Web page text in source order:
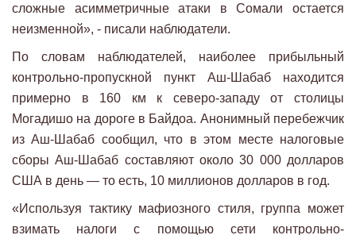
сложные асимметричные атаки в Сомали остается
неизменной», - писали наблюдатели.
По словам наблюдателей, наиболее прибыльный
контрольно-пропускной пункт Аш-Шабаб находится
примерно в 160 км к северо-западу от столицы
Могадишо на дороге в Байдоа. Анонимный перебежчик
из Аш-Шабаб сообщил, что в этом месте налоговые
сборы Аш-Шабаб составляют около 30 000 долларов
США в день — то есть, 10 миллионов долларов в год.
«Используя тактику мафиозного стиля, группа может
взимать налоги с помощью сети контрольно-